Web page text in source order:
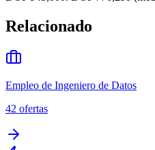
Relacionado
Empleo de Ingeniero de Datos
42 ofertas